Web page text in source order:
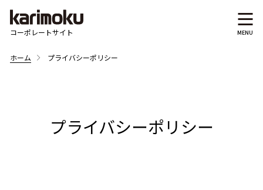
コーポレートサイト
ホーム プライバシーポリシー
プライバシーポリシー